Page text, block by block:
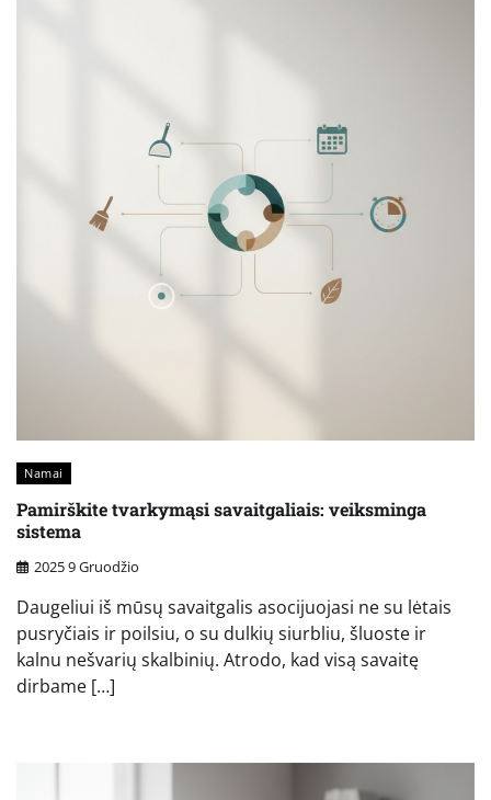
Namai
Pamirškite tvarkymąsi savaitgaliais: veiksminga
sistema
2025 9 Gruodžio
Daugeliui iš mūsų savaitgalis asocijuojasi ne su lėtais
pusryčiais ir poilsiu, o su dulkių siurbliu, šluoste ir
kalnu nešvarių skalbinių. Atrodo, kad visą savaitę
dirbame […]